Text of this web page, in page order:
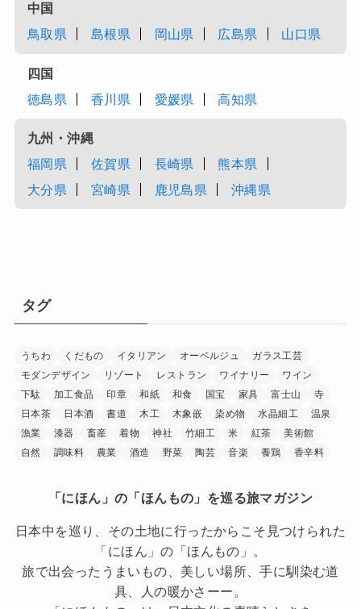
中国
鳥取県
島根県 岡山県 広島県 山口県
四国
徳島県
香川県 愛媛県 高知県
九州・沖縄
福岡県
佐賀県 長崎県
熊本県
大分県
宮崎県 鹿児島県 沖縄県
タグ
うちわ くだもの イタリアン オーベルジュ
ガラス工芸
モダンデザイン
リゾート レストラン ワイナリー
ワイン
下駄
加工食品 印章 和紙 和食 国宝 家具 富士山
寺
日本茶
日本酒 書道 木工 木象嵌 染め物 水晶細工
温泉
漁業
漆器 畜産 着物 神社 竹細工 米 紅茶
美術館
自然
調味料 農業 酒造 野菜 陶芸 音楽 養鶏 香辛料
「にほん」の「ほんもの」を巡る旅マガジン
日本中を巡り、その土地に行ったからこそ見つけられた
「にほん」の「ほんもの」。
旅で出会ったうまいもの、美しい場所、手に馴染む道
具、人の暖かさーー。